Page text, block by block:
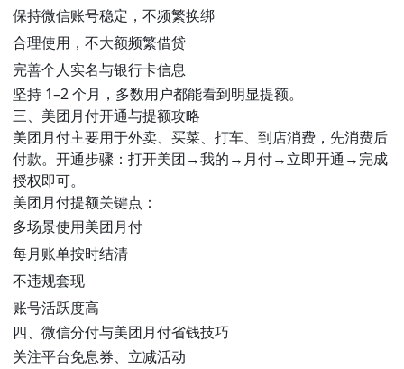
保持微信账号稳定，不频繁换绑
合理使用，不大额频繁借贷
完善个人实名与银行卡信息
坚持 1–2 个月，多数用户都能看到明显提额。
三、美团月付开通与提额攻略
美团月付主要用于外卖、买菜、打车、到店消费，先消费后
付款。开通步骤：打开美团→我的→月付→立即开通→完成
授权即可。
美团月付提额关键点：
多场景使用美团月付
每月账单按时结清
不违规套现
账号活跃度高
四、微信分付与美团月付省钱技巧
关注平台免息券、立减活动